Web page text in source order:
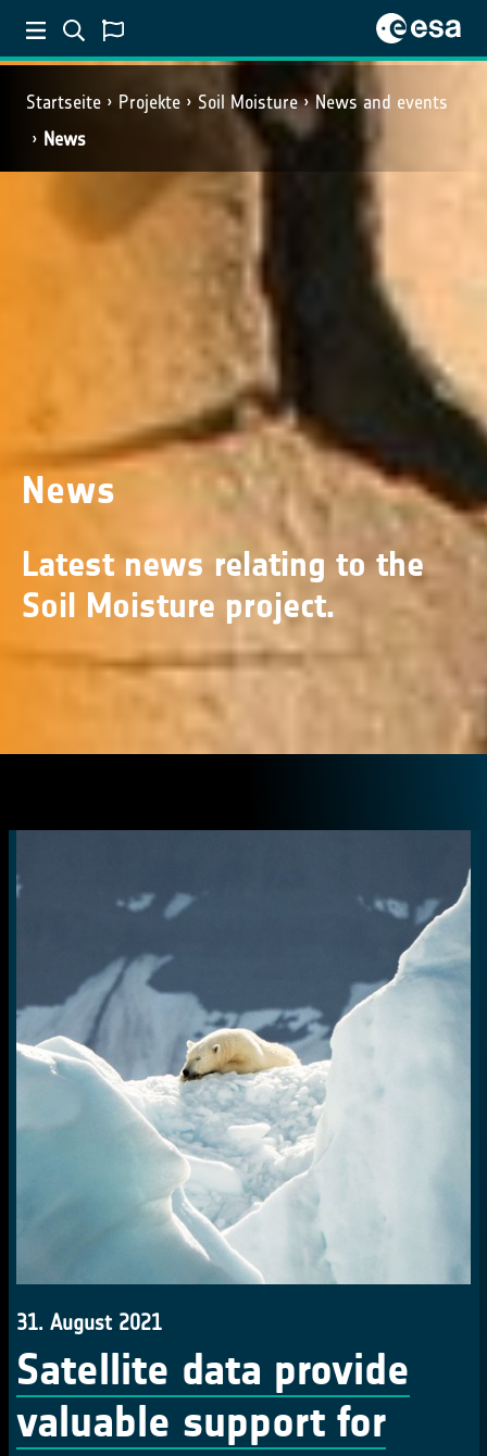
Startseite Projekte Soil Moisture
News and events
News
News
Latest news relating to the
Soil Moisture project.
31. August 2021
Satellite data provide
valuable support for